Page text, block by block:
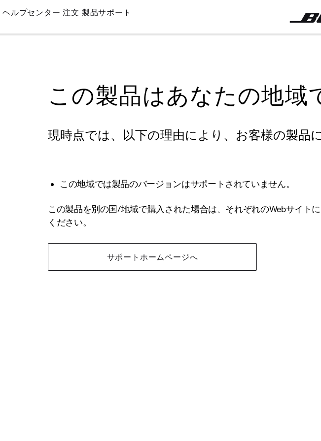
Skip
Main
ヘルプセンター 注文 製品サポート
この製品はあなたの地
現時点では、以下の理由により、お客様の製品
この地域では製品のバージョンはサポートされていません。
この製品を別の国/地域で購入された場合は、それぞれのWebサイト
ください。
サポートホームページへ